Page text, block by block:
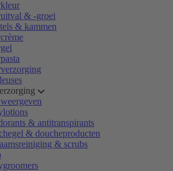
& -groei
& kammen
& antitranspirants
& doucheproducten
& scrubs